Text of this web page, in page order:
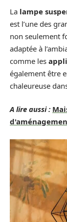
La lampe
est l’une des
non seulement
adaptée à
comme les
également être
chaleureuse
A lire aussi :